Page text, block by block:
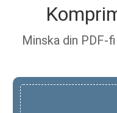
Minska din PDF-